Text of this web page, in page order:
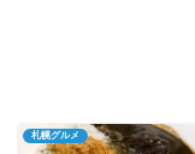
札幌グルメ